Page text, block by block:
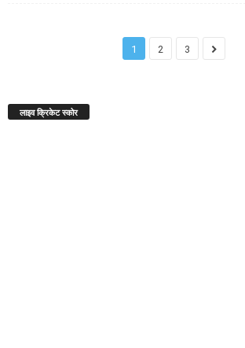
1 2 3
लाइव क्रिकेट स्कोर